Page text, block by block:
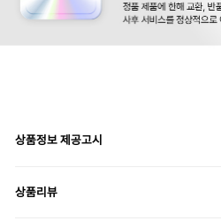
상품정보 제공고시
상품리뷰